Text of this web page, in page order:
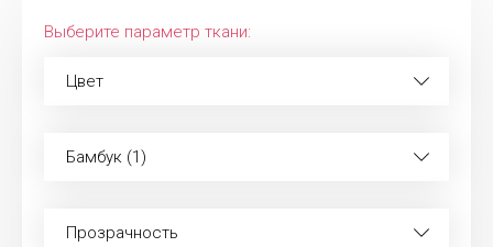
Выберите параметр ткани:
Цвет
Бамбук (1)
Прозрачность